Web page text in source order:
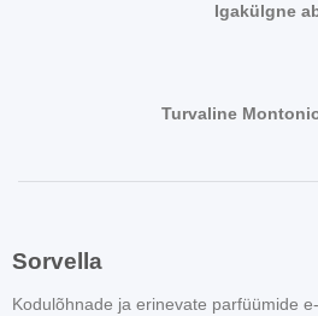
Igakülgne
Turvaline
Sorvella
Kodulõhnade ja erinevate parfüümide